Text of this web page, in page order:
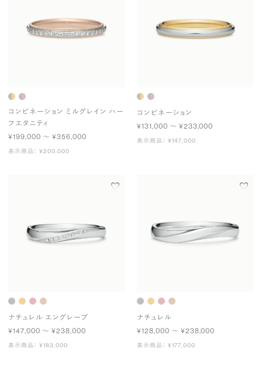
コンビネーション ミルグレイン ハー
フエタニティ
¥199,000 〜 ¥356,000
表示商品： ¥200,000
コンビネーション
¥131,000 〜 ¥233,000
表示商品： ¥147,000
ナチュレル エングレーブ
¥147,000 〜 ¥238,000
表示商品： ¥183,000
ナチュレル
¥128,000 〜 ¥238,000
表示商品： ¥177,000